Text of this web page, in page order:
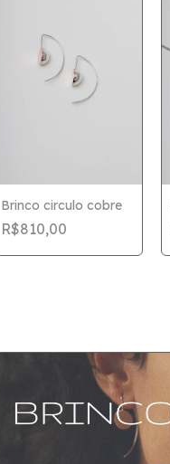
Brinco circulo cobre
R$810,00